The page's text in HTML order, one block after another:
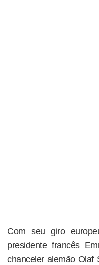
Com seu giro
presidente francês
chanceler alemão Olaf